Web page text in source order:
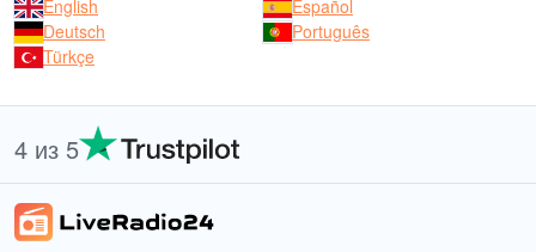
English
Español
Deutsch
Português
Türkçe
4 из 5